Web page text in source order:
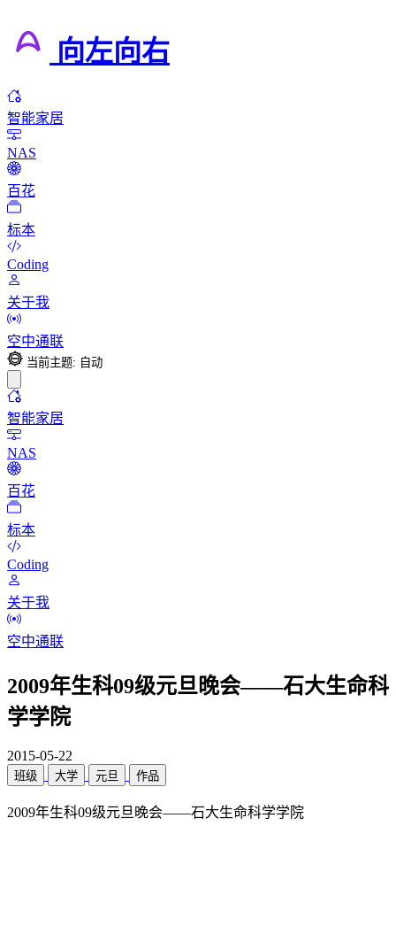
向左向右
智能家居
NAS
百花
标本
Coding
关于我
空中通联
当前主题: 自动
智能家居
NAS
百花
标本
Coding
关于我
空中通联
2009年生科09级元旦晚会——石大生命科
学学院
2015-05-22
班级 大学 元旦 作品
2009年生科09级元旦晚会——石大生命科学学院